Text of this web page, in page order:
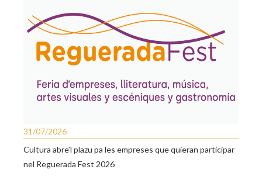
31/07/2026
Cultura abre’l plazu pa les empreses que quieran participar
nel Reguerada Fest 2026